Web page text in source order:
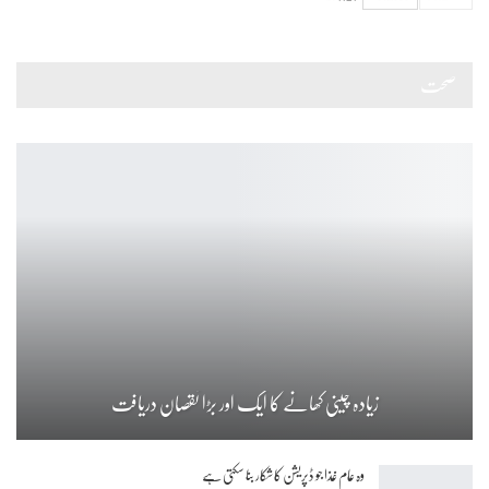
زیادہ چینی کھانے کا ایک اور بڑا نقصان دریافت
وہ عام غذا جو ڈپریشن کا شکار بنا سکتی ہے